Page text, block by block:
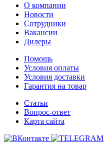
О компании
Новости
Сотрудники
Вакансии
Дилеры
Помощь
Условия оплаты
Условия доставки
Гарантия на товар
Статьи
Вопрос-ответ
Карта сайта